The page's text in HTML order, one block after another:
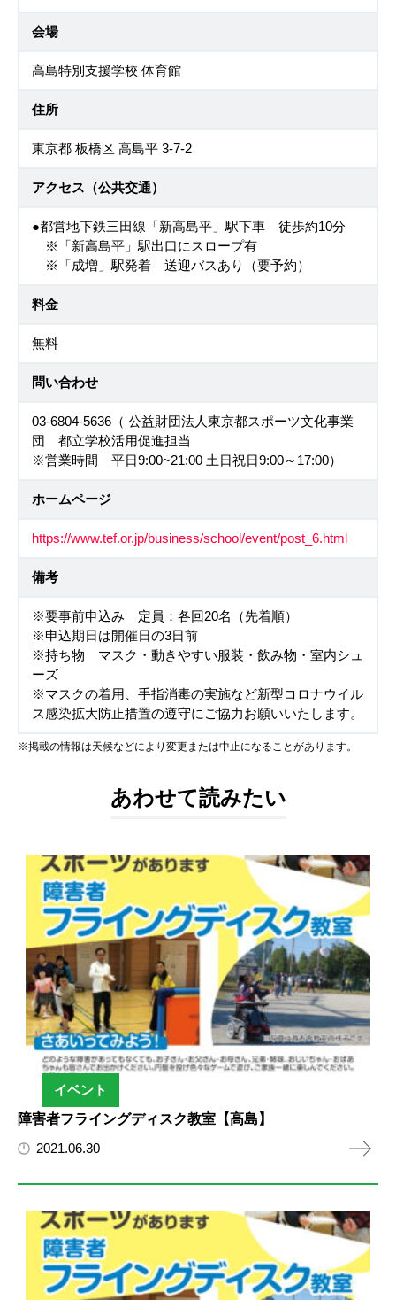
会場
高島特別支援学校 体育館
住所
東京都 板橋区 高島平 3-7-2
アクセス（公共交通）
●都営地下鉄三田線「新高島平」駅下車 徒歩約10分
※「新高島平」駅出口にスロープ有
※「成増」駅発着 送迎バスあり（要予約）
料金
無料
問い合わせ
03-6804-5636（ 公益財団法人東京都スポーツ文化事業
団 都立学校活用促進担当
※営業時間 平日9:00~21:00 土日祝日9:00～17:00）
ホームページ
https://www.tef.or.jp/business/school/event/post_6.html
備考
※要事前申込み 定員：各回20名（先着順）
※申込期日は開催日の3日前
※持ち物 マスク・動きやすい服装・飲み物・室内シュ
ーズ
※マスクの着用、手指消毒の実施など新型コロナウイル
ス感染拡大防止措置の遵守にご協力お願いいたします。
※掲載の情報は天候などにより変更または中止になることがあります。
あわせて読みたい
イベント
障害者フライングディスク教室【高島】
2021.06.30